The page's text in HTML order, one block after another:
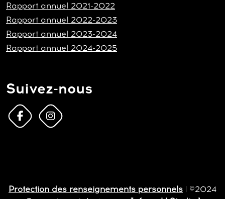
Rapport annuel 2021-2022
Rapport annuel 2022-2023
Rapport annuel 2023-2024
Rapport annuel 2024-2025
Suivez-nous
Protection des renseignements personnels | ©2024